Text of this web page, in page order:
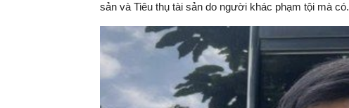
sản và Tiêu thụ tài sản do người khác phạm tội mà có.